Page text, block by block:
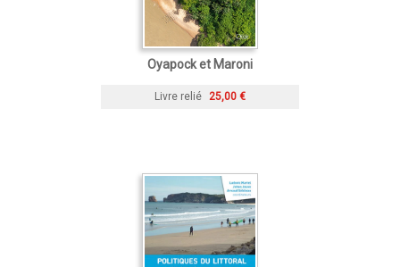
Oyapock et Maroni
Livre relié 25,00 €